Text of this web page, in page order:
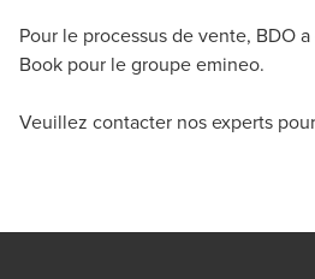
Pour le processus de vente, BDO
Book pour le groupe emineo.
Veuillez contacter nos experts